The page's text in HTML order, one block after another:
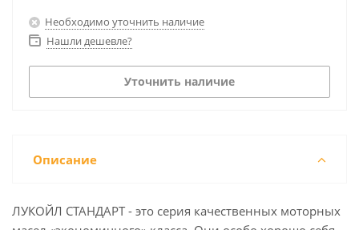
Необходимо уточнить наличие
Нашли дешевле?
Уточнить наличие
Описание
ЛУКОЙЛ СТАНДАРТ - это серия качественных моторных